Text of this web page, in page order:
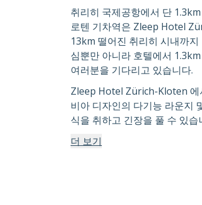
취리히 국제공항에서 단
로텐 기차역은 Zleep Hotel
13km 떨어진 취리히 시내까
심뿐만 아니라 호텔에서
여러분을 기다리고 있습니다.
Zleep Hotel Zürich-Kloten 에
비아 디자인의 다기능 라운지
식을 취하고 긴장을 풀 수 있습
더 보기